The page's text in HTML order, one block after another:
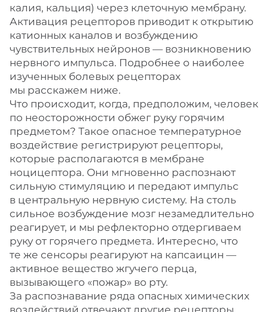
калия, кальция) через клеточную мембрану.
Активация рецепторов приводит к открытию
катионных каналов и возбуждению
чувствительных нейронов — возникновению
нервного импульса. Подробнее о наиболее
изученных болевых рецепторах
мы расскажем ниже.
Что происходит, когда, предположим, человек
по неосторожности обжег руку горячим
предметом? Такое опасное температурное
воздействие регистрируют рецепторы,
которые располагаются в мембране
ноцицептора. Они мгновенно распознают
сильную стимуляцию и передают импульс
в центральную нервную систему. На столь
сильное возбуждение мозг незамедлительно
реагирует, и мы рефлекторно отдергиваем
руку от горячего предмета. Интересно, что
те же сенсоры реагируют на капсаицин —
активное вещество жгучего перца,
вызывающего «пожар» во рту.
За распознавание ряда опасных химических
воздействий отвечают другие рецепторы,